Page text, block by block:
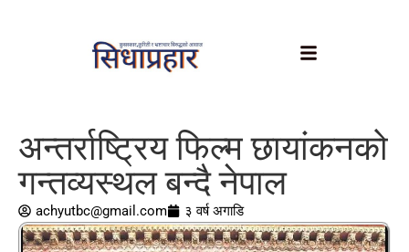
अन्तर्राष्ट्रिय फिल्म छायांकनको
गन्तव्यस्थल बन्दै नेपाल
achyutbc@gmail.com ३ वर्ष अगाडि